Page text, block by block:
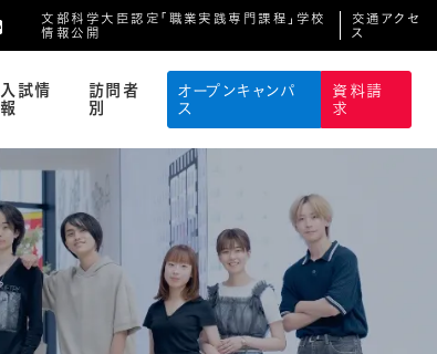
文部科学大臣認定「職業実践専門課程」学校
情報公開
交通アクセ
ス
入試情
報
訪問者
別
オープンキャンパ
ス
資料請
求